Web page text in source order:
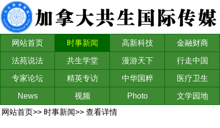
网站首页 时事新闻 高新科技 金融财商
法苑说法 共生学堂 漫游天下 行走中国
专家论坛 精英专访 中华国粹 医疗卫生
News 视频 Photo
文学园地
网站首页>> 时事新闻>> 查看详情